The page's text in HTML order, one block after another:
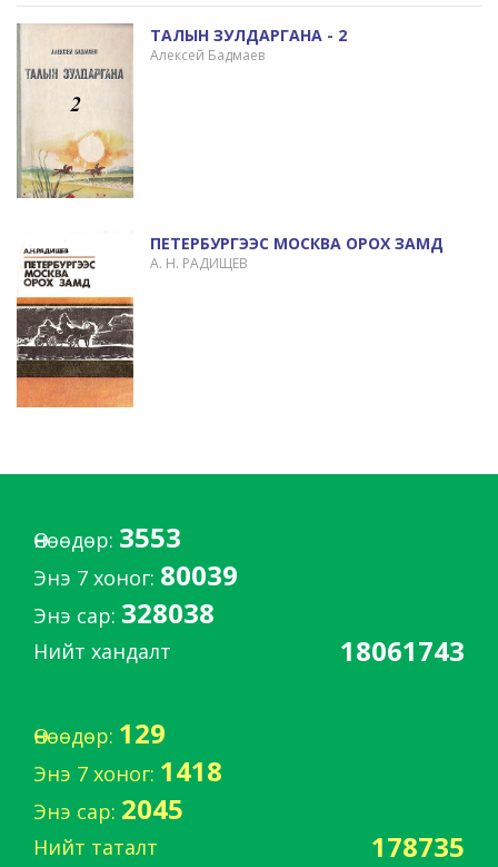
ТАЛЫН ЗУЛДАРГАНА - 2
Алексей Бадмаев
ПЕТЕРБУРГЭЭС МОСКВА ОРОХ ЗАМД
А. Н. РАДИЩЕВ
Өнөөдөр: 3553
Энэ 7 хоног: 80039
Энэ сар: 328038
Нийт хандалт 18061743
Өнөөдөр: 129
Энэ 7 хоног: 1418
Энэ сар: 2045
Нийт таталт 178735